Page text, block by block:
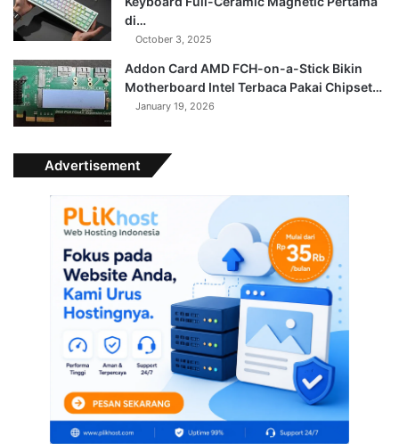
di…
October 3, 2025
Addon Card AMD FCH-on-a-Stick Bikin
Motherboard Intel Terbaca Pakai Chipset…
January 19, 2026
Advertisement